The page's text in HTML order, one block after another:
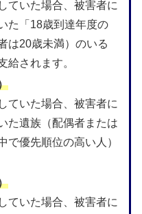
ていた場合、被害者に
た「18歳到達年度の
は20歳未満）のいる
給されます。
ていた場合、被害者に
た遺族（配偶者または
で優先順位の高い人）
ていた場合、被害者に